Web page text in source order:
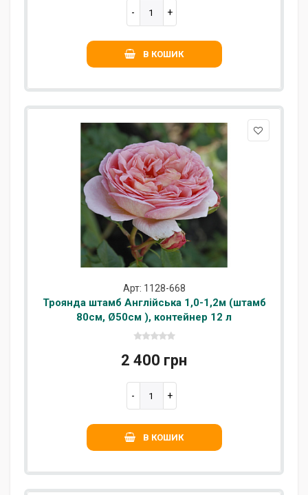
В КОШИК
Арт: 1128-668
Троянда штамб Англійська 1,0-1,2м (штамб
80см, Ø50см ), контейнер 12 л
2 400 грн
В КОШИК